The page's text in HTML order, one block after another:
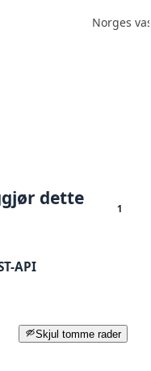
Norges
dette
1
API
Skjul tomme rader